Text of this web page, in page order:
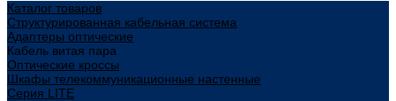
Каталог товаров
Структурированная кабельная система
Адаптеры оптические
Кабель витая пара
Оптические кроссы
Шкафы телекоммуникационные настенные
Cерия LITE